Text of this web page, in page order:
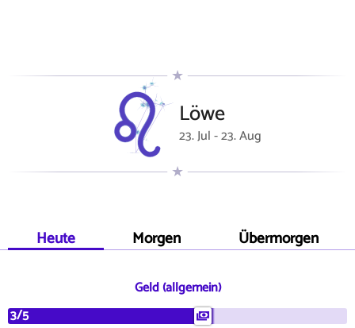
Löwe
23. Jul - 23. Aug
Heute Morgen Übermorgen
Geld (allgemein)
3/5